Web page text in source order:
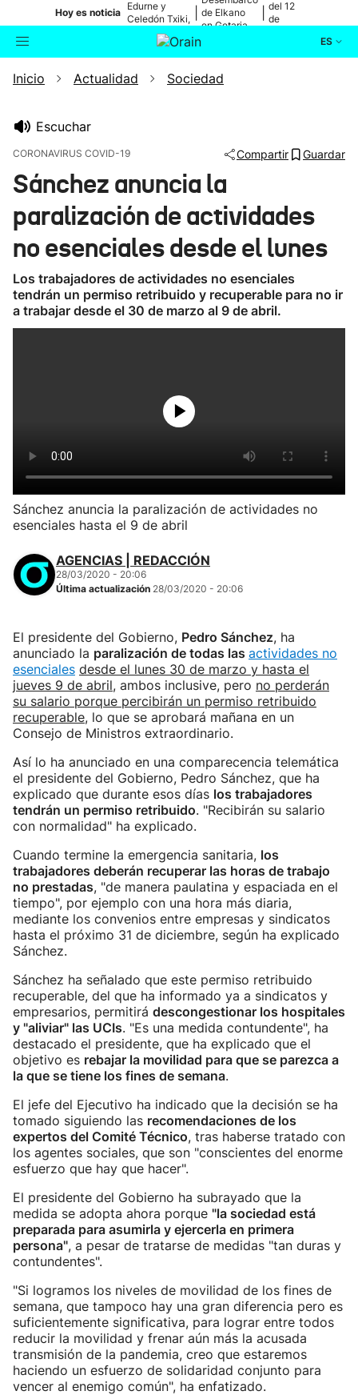
Hoy es noticia
Edurne y
Celedón Txiki,
en directo
de Elkano
en Getaria
del 12
de
ES
Buscador Actualidad
Ikusmiran
Eguraldia
Inicio Actualidad Sociedad
Escuchar
CORONAVIRUS COVID-19 Compartir Guardar
Sánchez anuncia la
paralización de actividades
no esenciales desde el lunes
Los trabajadores de actividades no esenciales
tendrán un permiso retribuido y recuperable para no ir
a trabajar desde el 30 de marzo al 9 de abril.
Sánchez anuncia la paralización de actividades no
esenciales hasta el 9 de abril
AGENCIAS | REDACCIÓN
28/03/2020 - 20:06
Última actualización 28/03/2020 - 20:06
El presidente del Gobierno, Pedro Sánchez, ha
anunciado la paralización de todas las actividades no
esenciales desde el lunes 30 de marzo y hasta el
jueves 9 de abril, ambos inclusive, pero no perderán
su salario porque percibirán un permiso retribuido
recuperable, lo que se aprobará mañana en un
Consejo de Ministros extraordinario.
Así lo ha anunciado en una comparecencia telemática
el presidente del Gobierno, Pedro Sánchez, que ha
explicado que durante esos días los trabajadores
tendrán un permiso retribuido. "Recibirán su salario
con normalidad" ha explicado.
Cuando termine la emergencia sanitaria, los
trabajadores deberán recuperar las horas de trabajo
no prestadas, "de manera paulatina y espaciada en el
tiempo", por ejemplo con una hora más diaria,
mediante los convenios entre empresas y sindicatos
hasta el próximo 31 de diciembre, según ha explicado
Sánchez.
Sánchez ha señalado que este permiso retribuido
recuperable, del que ha informado ya a sindicatos y
empresarios, permitirá descongestionar los hospitales
y "aliviar" las UCIs. "Es una medida contundente", ha
destacado el presidente, que ha explicado que el
objetivo es rebajar la movilidad para que se parezca a
la que se tiene los fines de semana.
El jefe del Ejecutivo ha indicado que la decisión se ha
tomado siguiendo las recomendaciones de los
expertos del Comité Técnico, tras haberse tratado con
los agentes sociales, que son "conscientes del enorme
esfuerzo que hay que hacer".
El presidente del Gobierno ha subrayado que la
medida se adopta ahora porque "la sociedad está
preparada para asumirla y ejercerla en primera
persona", a pesar de tratarse de medidas "tan duras y
contundentes".
"Si logramos los niveles de movilidad de los fines de
semana, que tampoco hay una gran diferencia pero es
suficientemente significativa, para lograr entre todos
reducir la movilidad y frenar aún más la acusada
transmisión de la pandemia, creo que estaremos
haciendo un esfuerzo de solidaridad conjunto para
vencer al enemigo común", ha enfatizado.